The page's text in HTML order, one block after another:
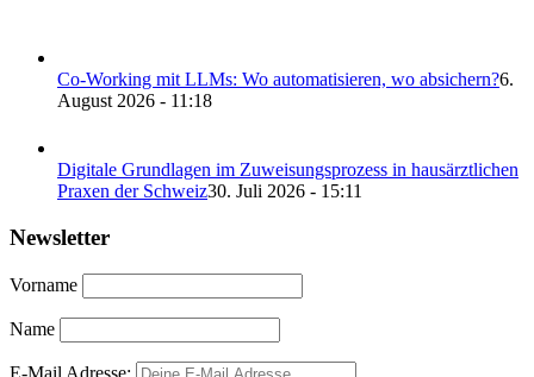
Co-Working mit LLMs: Wo automatisieren, wo absichern?6.
August 2026 - 11:18
Digitale Grundlagen im Zuweisungsprozess in hausärztlichen
Praxen der Schweiz30. Juli 2026 - 15:11
Newsletter
Vorname
Name
E-Mail Adresse: